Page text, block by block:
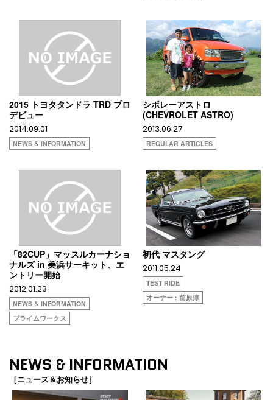
2015 トヨタタンドラ TRD プロ
デビュー
2014.09.01
NEWS & INFORMATION
シボレーアストロ
(CHEVROLET ASTRO)
2013.06.27
REGULAR ARTICLES
「82CUP」マッスルカーナショ
ナルズ in 美浜サーキット、エ
ントリー開始
2012.01.23
NEWS & INFORMATION
プライムワークス
初代 マスタング
2011.05.24
TEST RIDE
オーナー : 前原淳
NEWS & INFORMATION
［ニュース＆お知らせ］